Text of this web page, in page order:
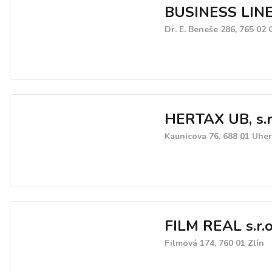
BUSINESS
Dr. E. Beneše 286, 765
HERTAX UB,
Kaunicova 76, 688 01
FILM REAL
Filmová 174, 760 01 Zlín